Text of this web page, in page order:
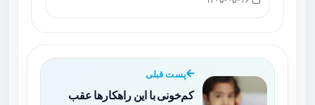
پست قبلی
کم‌خونی با این راهکارها عقب